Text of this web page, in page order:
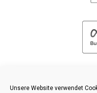
Unsere Website verwendet